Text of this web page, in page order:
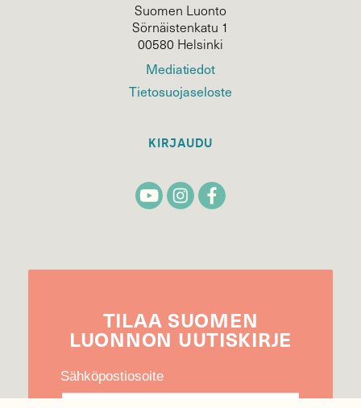
Suomen Luonto
Sörnäistenkatu 1
00580 Helsinki
Mediatiedot
Tietosuojaseloste
KIRJAUDU
TILAA SUOMEN
LUONNON UUTIS­KIRJE
Sähköpostiosoite